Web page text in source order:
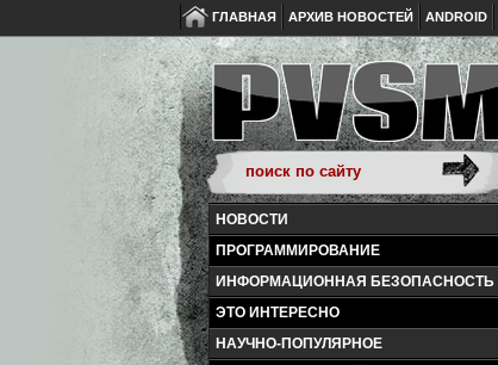
ГЛАВНАЯ АРХИВ НОВОСТЕЙ ANDROID
НОВОСТИ
ПРОГРАММИРОВАНИЕ
ИНФОРМАЦИОННАЯ БЕЗОПАСНОСТЬ
ЭТО ИНТЕРЕСНО
НАУЧНО-ПОПУЛЯРНОЕ